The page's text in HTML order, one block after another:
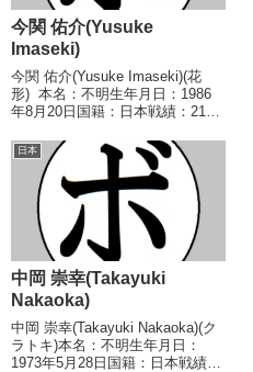
今関 佑介(Yusuke
Imaseki)
今関 佑介(Yusuke Imaseki)(花
形) 本名：不明生年月日：1986
年8月20日国籍：日本戦績：21戦
ル】なし 【戦歴】2006/06/09
●4RTKO 斉藤 晃一(大
橋)2006/...
日本
中岡 崇幸(Takayuki
Nakaoka)
中岡 崇幸(Takayuki Nakaoka)(ク
ラトキ)本名：不明生年月日：
1973年5月28日国籍：日本戦績：